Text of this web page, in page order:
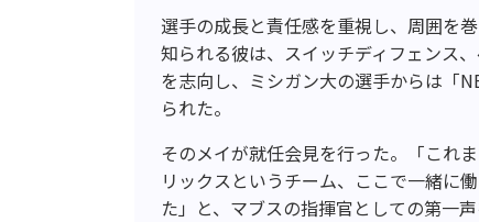
選手の成長と責任感を重視し、周囲を
知られる彼は、スイッチディフェンス
を志向し、ミシガン大の選手からは「
られた。
そのメイが就任会見を行った。「これ
リックスというチーム、ここで一緒に
た」と、マブスの指揮官としての第一声